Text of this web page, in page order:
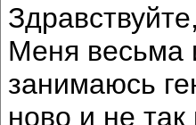
Меня весьма
занимаюсь
ново и не